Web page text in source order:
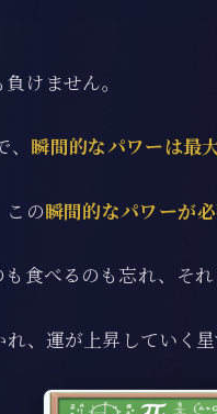
けません。
瞬間的なパワーは最
この瞬間的なパワーが必
食べるのも忘れ、それ
、運が上昇していく